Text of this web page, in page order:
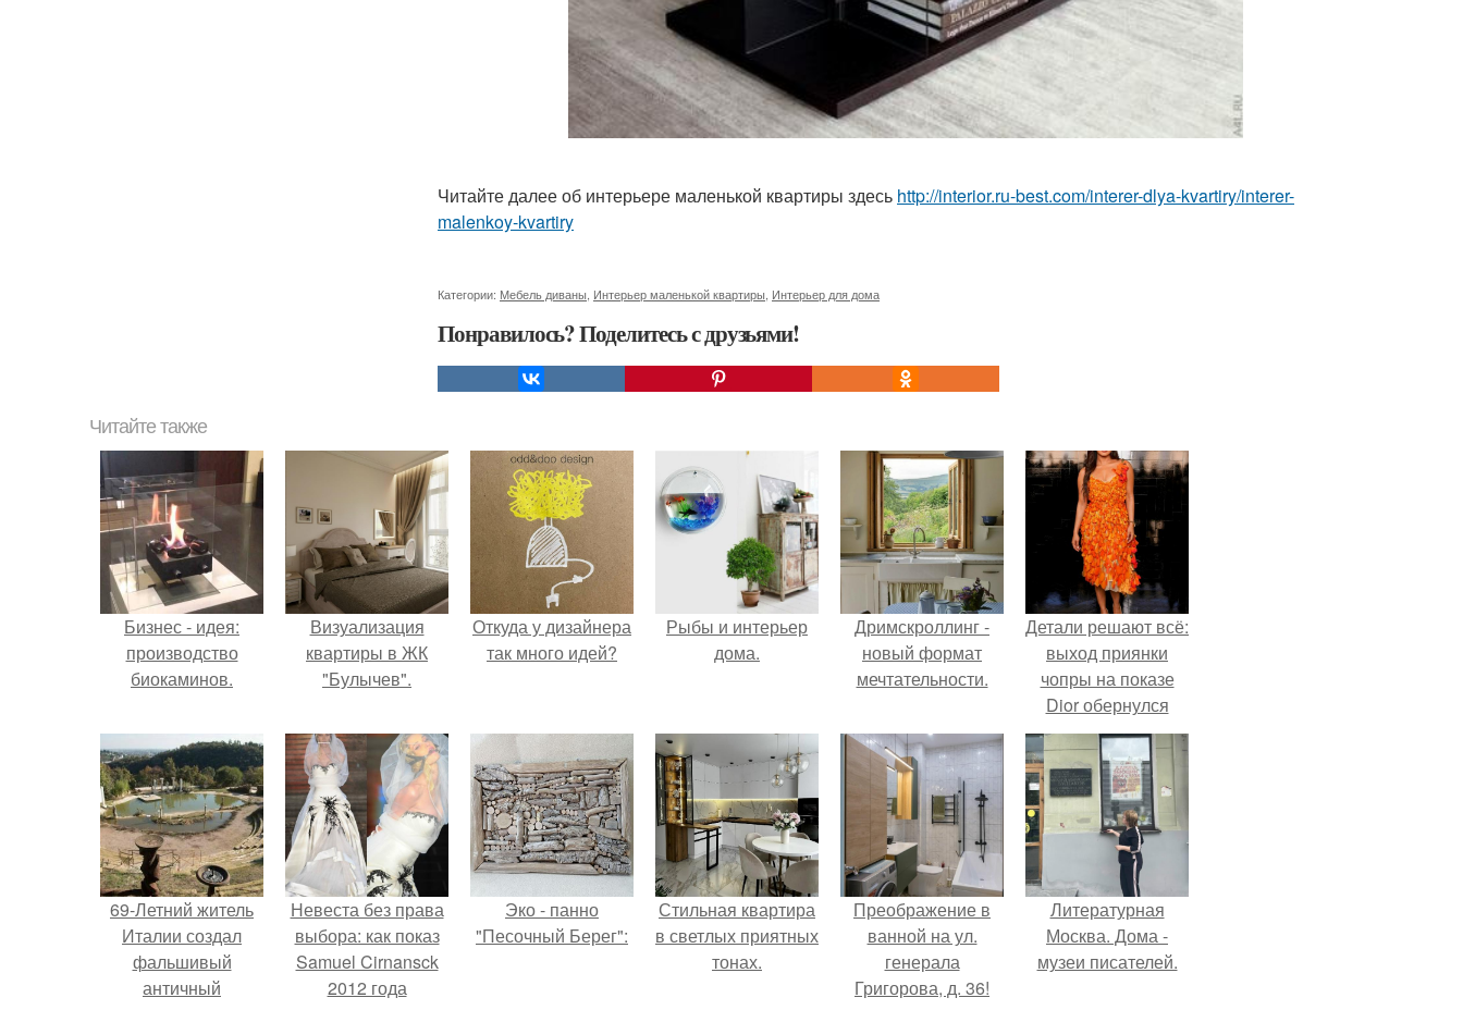
Читайте далее об интерьере маленькой квартиры здесь http://interior.ru-best.com/interer-dlya-kvartiry/interer-
malenkoy-kvartiry
Категории: Мебель диваны Интерьер маленькой квартиры Интерьер для дома
Понравилось? Поделитесь с друзьями!
Читайте также
Бизнес - идея:
производство
биокаминов.
Визуализация
квартиры в ЖК
"Булычев".
Откуда у дизайнера
так много идей?
Рыбы и интерьер
дома.
Дримскроллинг -
новый формат
мечтательности.
Детали решают всё:
выход приянки
чопры на показе
Dior обернулся
шквалом критики
из-за небрежного
пошива.
69-Летний житель
Италии создал
фальшивый
античный
Невеста без права
выбора: как показ
Samuel Cirnansck
2012 года
Эко - панно
"Песочный Берег":
Стильная квартира
в светлых приятных
тонах.
Преображение в
ванной на ул.
генерала
Григорова, д. 36!
Литературная
Москва. Дома -
музеи писателей.